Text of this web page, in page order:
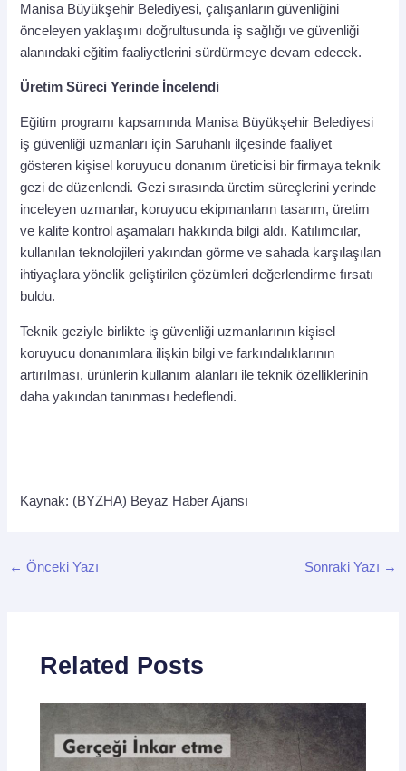
Manisa Büyükşehir Belediyesi, çalışanların güvenliğini
önceleyen yaklaşımı doğrultusunda iş sağlığı ve güvenliği
alanındaki eğitim faaliyetlerini sürdürmeye devam edecek.
Üretim Süreci Yerinde İncelendi
Eğitim programı kapsamında Manisa Büyükşehir Belediyesi
iş güvenliği uzmanları için Saruhanlı ilçesinde faaliyet
gösteren kişisel koruyucu donanım üreticisi bir firmaya teknik
gezi de düzenlendi. Gezi sırasında üretim süreçlerini yerinde
inceleyen uzmanlar, koruyucu ekipmanların tasarım, üretim
ve kalite kontrol aşamaları hakkında bilgi aldı. Katılımcılar,
kullanılan teknolojileri yakından görme ve sahada karşılaşılan
ihtiyaçlara yönelik geliştirilen çözümleri değerlendirme fırsatı
buldu.
Teknik geziyle birlikte iş güvenliği uzmanlarının kişisel
koruyucu donanımlara ilişkin bilgi ve farkındalıklarının
artırılması, ürünlerin kullanım alanları ile teknik özelliklerinin
daha yakından tanınması hedeflendi.
Kaynak: (BYZHA) Beyaz Haber Ajansı
← Önceki Yazı Sonraki Yazı →
Related Posts